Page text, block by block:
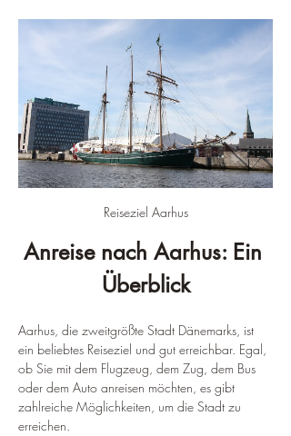
Reiseziel Aarhus
Anreise nach Aarhus: Ein
Überblick
Aarhus, die zweitgrößte Stadt Dänemarks, ist
ein beliebtes Reiseziel und gut erreichbar. Egal,
ob Sie mit dem Flugzeug, dem Zug, dem Bus
oder dem Auto anreisen möchten, es gibt
zahlreiche Möglichkeiten, um die Stadt zu
erreichen.